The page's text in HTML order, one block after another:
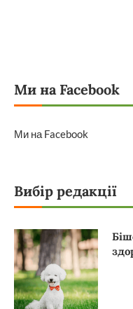
Ми на Facebook
Ми на Facebook
Вибір редакції